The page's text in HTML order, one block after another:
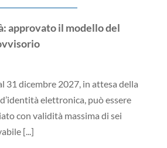
approvato il modello del
31 dicembre 2027, in attesa della
elettronica, può essere
con validità massima di sei
[...]